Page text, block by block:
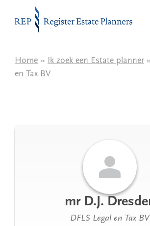
Naar de inhoud
Home » Ik zoek een Estate planner
en Tax BV
mr D.J.
DFLS Legal en Tax BV